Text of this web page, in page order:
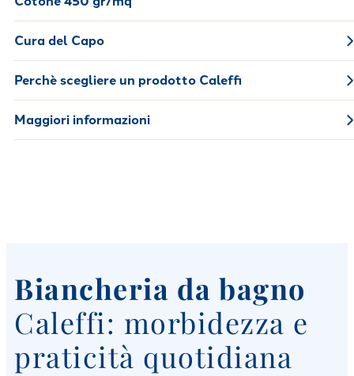
Cura del Capo
Perchè scegliere un prodotto Caleffi
Maggiori informazioni
Biancheria da bagno
Caleffi: morbidezza e
praticità quotidiana